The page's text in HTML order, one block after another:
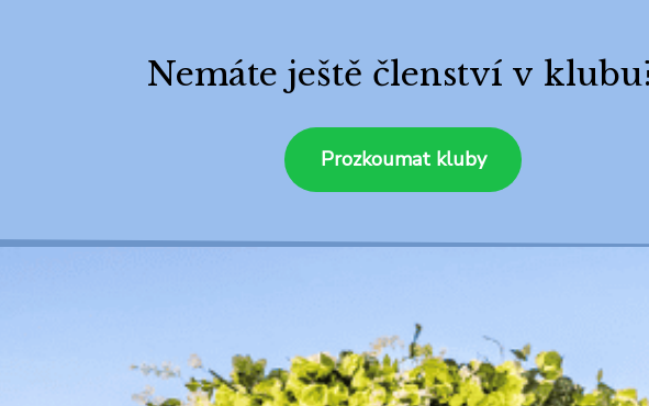
Nemáte ještě členství v
Prozkoumat kluby